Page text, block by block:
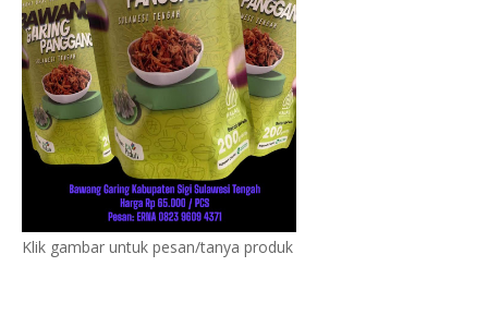
Klik gambar untuk pesan/tanya produk